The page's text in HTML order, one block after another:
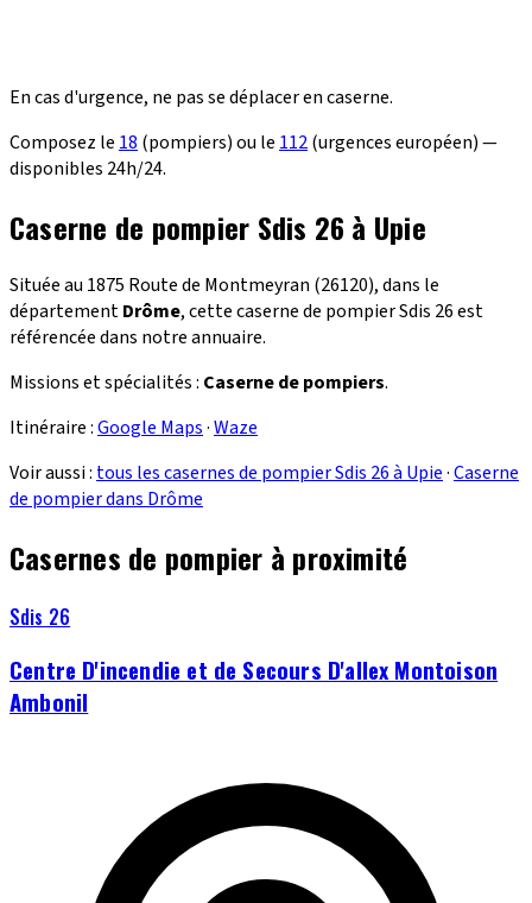
En cas d'urgence, ne pas se déplacer en caserne.
Composez le 18 (pompiers) ou le 112(urgences européen) —
disponibles 24h/24.
Caserne de pompier Sdis 26 à Upie
Située au 1875 Route de Montmeyran (26120), dans le
départementDrôme, cette caserne de pompier Sdis 26 est
référencée dans notre annuaire.
Missions et spécialités : Caserne de pompiers.
Itinéraire :Google Maps·Waze
Voir aussi : tous les casernes de pompier Sdis 26 à Upie·Caserne
de pompier dans Drôme
Casernes de pompier à proximité
Sdis 26
Centre D'incendie et de Secours D'allex Montoison
Ambonil